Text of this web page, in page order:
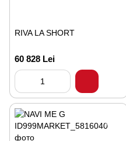
RIVA LA SHORT
60 828 Lei